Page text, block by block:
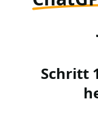
Schritt